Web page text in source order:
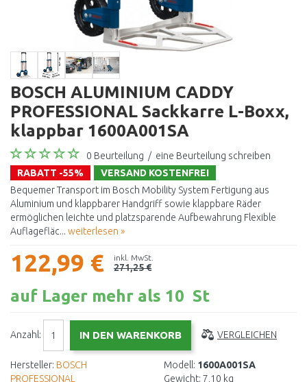
BOSCH ALUMINIUM CADDY
PROFESSIONAL Sackkarre L-Boxx,
klappbar 1600A001SA
0 Beurteilung / eine Beurteilung schreiben
RABATT -55%
VERSAND KOSTENFREI
Bequemer Transport im Bosch Mobility System Fertigung aus
Aluminium und klappbarer Handgriff sowie klappbare Räder
ermöglichen leichte und platzsparende Aufbewahrung Flexible
Auflagefläc... weiterlesen »
122,99 € inkl. MwSt.
271,25 €
auf Lager mehr als 10 St
Anzahl: VERGLEICHEN
Hersteller: BOSCH
PROFESSIONAL
Modell: 1600A001SA
Gewicht: 7,10 kg